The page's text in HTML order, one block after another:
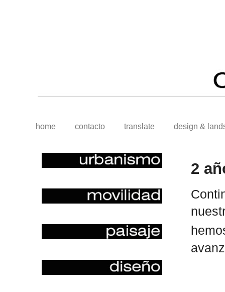
home contacto translate design &
2